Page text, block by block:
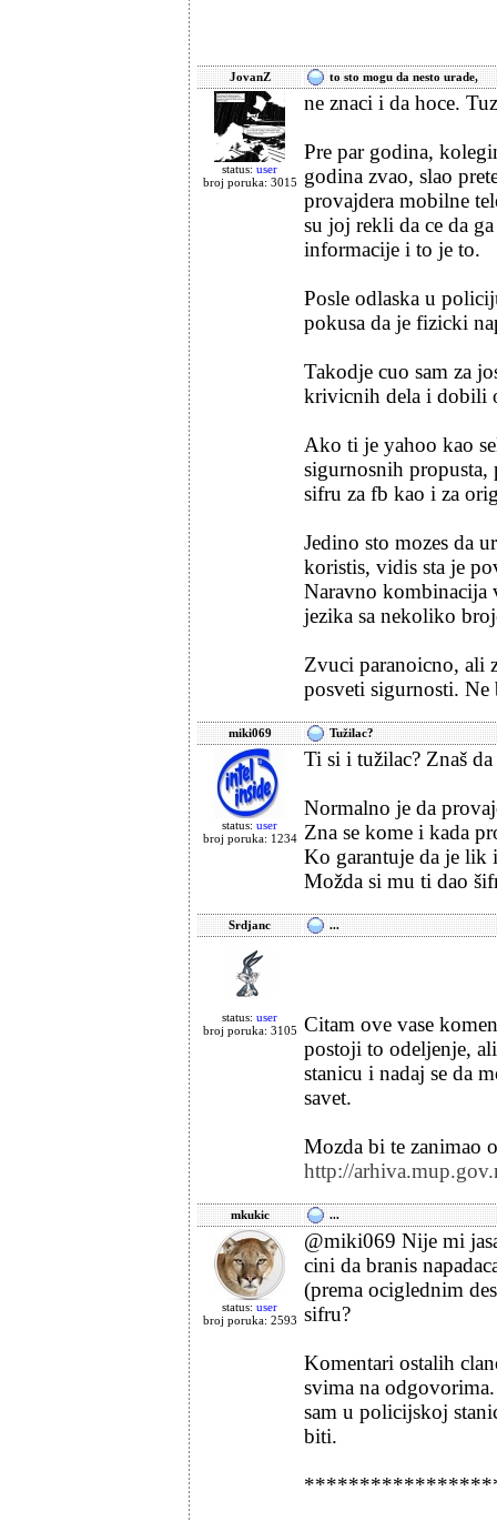
JovanZ to sto mogu da nesto urade,
status: user
broj poruka: 3015
ne znaci i da hoce.
Pre par godina,
godina zvao, slao
provajdera mobilne
su joj rekli da ce da
informacije i to je to.
Posle odlaska u
pokusa da je fizicki
Takodje cuo sam za
krivicnih dela i dobili
Ako ti je yahoo kao
sigurnosnih
sifru za fb kao i za
Jedino sto mozes da
koristis, vidis sta je
Naravno kombinacija
jezika sa nekoliko
Zvuci paranoicno, ali
posveti sigurnosti. Ne
miki069 Tužilac?
status: user
broj poruka: 1234
Ti si i tužilac? Znaš
Normalno je da
Zna se kome i kada
Ko garantuje da je lik
Možda si mu ti dao
Srdjanc ...
status: user
broj poruka: 3105 Citam ove vase
postoji to odeljenje,
stanicu i nadaj se da
savet.
Mozda bi te zanimao
http://
mkukic ...
status: user
broj poruka: 2593
@miki069 Nije mi
cini da branis
(prema ociglednim
sifru?
Komentari ostalih
svima na
sam u policijskoj
biti.